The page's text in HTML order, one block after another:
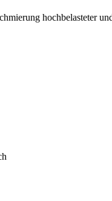
hochbelasteter